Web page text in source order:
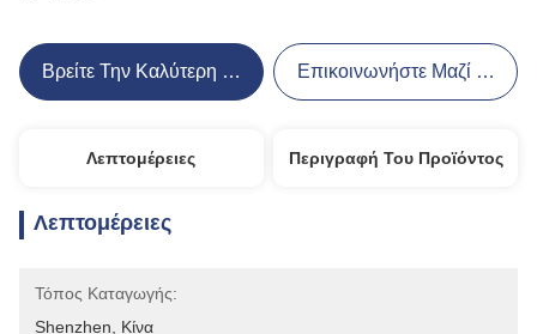
Βρείτε Την Καλύτερη Τιμή Επικοινωνήστε Μαζί Μας
Λεπτομέρειες Περιγραφή Του Προϊόντος
Λεπτομέρειες
Τόπος Καταγωγής:
Shenzhen, Κίνα